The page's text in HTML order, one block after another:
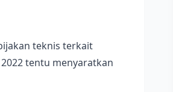
teknis terkait
tentu menyaratkan